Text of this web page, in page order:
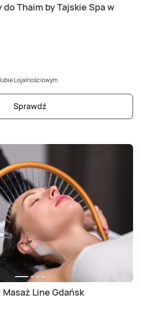
Thaim by Tajskie Spa w
Lojalnościowym
Sprawdź
Line Gdańsk